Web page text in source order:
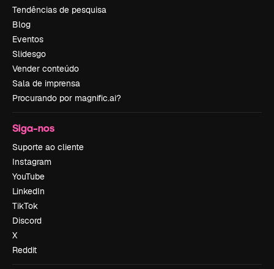
Tendências de pesquisa
Blog
Eventos
Slidesgo
Vender conteúdo
Sala de imprensa
Procurando por magnific.ai?
Siga-nos
Suporte ao cliente
Instagram
YouTube
LinkedIn
TikTok
Discord
X
Reddit